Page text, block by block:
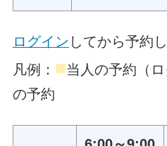
ログイン してから予約
凡例： ■当人の予約（
の予約